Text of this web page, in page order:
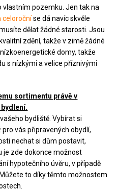
vlastním pozemku. Jen tak na
celoročníse dá navíc skvěle
dělat žádné starosti. Jsou
zdění, takže v zimě žádné
domy, takže
s nízkými a velice příznivými
sortimentu právě v
bydliště. Vybírat si
vás připravených obydlí,
nechat si dům postavit,
je zde dokonce možnost
hypotečního úvěru, v případě
to díky těmto možnostem